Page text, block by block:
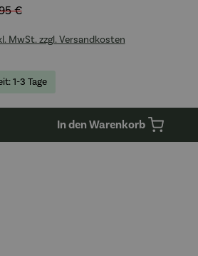
€
MwSt. zzgl. Versandkosten
1-3 Tage
In den Warenkorb